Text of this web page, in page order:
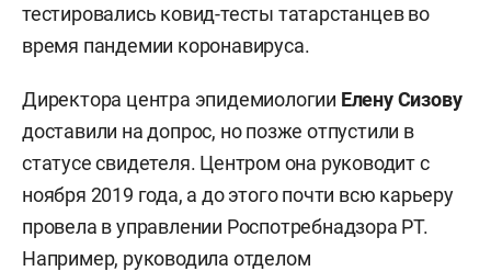
тестировались ковид-тесты татарстанцев во
время пандемии коронавируса.
Директора центра эпидемиологии Елену Сизову
доставили на допрос, но позже отпустили в
статусе свидетеля. Центром она руководит с
ноября 2019 года, а до этого почти всю карьеру
провела в управлении Роспотребнадзора РТ.
Например, руководила отделом